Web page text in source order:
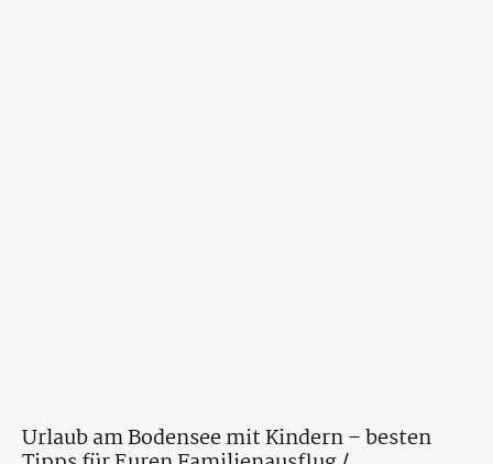
Urlaub am Bodensee mit Kindern – besten